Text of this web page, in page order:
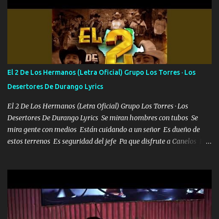
camisa es color Verde y peleam0s la Bandera por todita a la ciudad
con los drones patrullando la Frontera De Tijuana Bulevares
Bellas Artes me ve en las blancas ya hace falta mi APA FLACO
verde se le extraña pa que sepan Aquí Pura GENTE DE LA RANA 🐸
POR CLAVE ES EL CALI 4 EN LA CIUDAD TIJUANA Música Al
tirante andamos mi carnal atento a cualquier necesidad no porque
se ve limpio el camino nos confiamos al andar y nunca con la
misma piedra me vuelvo a tropezar Cuando ando de enamorado
en corto me tiró a per...
El 2 De Los Hermanos (Letra Oficial) Grupo Los Torres · Los
Desertores De Durango Lyrics
El 2 De Los Hermanos (Letra Oficial) Grupo Los Torres · Los
Desertores De Durango Lyrics Se miran hombres con tubos Se
mira gente con medios Están cuidando a un señor Es dueño de
estos terrenos Es seguridad del jefe Pa que disfrute a Canelos Es
ni tampoco las mujeres porque es platica de grandes por eso hay
que estar alegres doy las instrucciones para atender los deberes
Música Si es que salta algún problema de confianza tengo gente